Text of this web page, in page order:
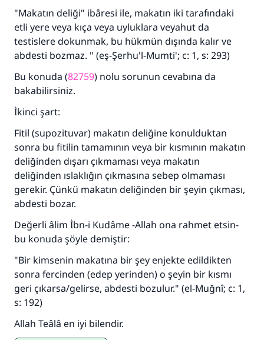
"Makatın deliği" ibâresi ile, makatın iki tarafındaki
etli yere veya kıça veya uyluklara veyahut da
testislere dokunmak, bu hükmün dışında kalır ve
abdesti bozmaz. " (eş-Şerhu'l-Mumti'; c: 1, s: 293)
Bu konuda (82759) nolu sorunun cevabına da
bakabilirsiniz.
İkinci şart:
Fitil (supozituvar) makatın deliğine konulduktan
sonra bu fitilin tamamının veya bir kısmının makatın
deliğinden dışarı çıkmaması veya makatın
deliğinden ıslaklığın çıkmasına sebep olmaması
gerekir. Çünkü makatın deliğinden bir şeyin çıkması,
abdesti bozar.
Değerli âlim İbn-i Kudâme -Allah ona rahmet etsin-
bu konuda şöyle demiştir:
"Bir kimsenin makatına bir şey enjekte edildikten
sonra fercinden (edep yerinden) o şeyin bir kısmı
geri çıkarsa/gelirse, abdesti bozulur." (el-Muğnî; c: 1,
s: 192)
Allah Teâlâ en iyi bilendir.
(MUSLIM 1893)
Şimdi katkı yapın!